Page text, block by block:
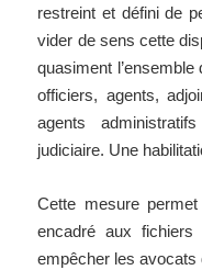
restreint et défini de
vider de sens cette
quasiment
officiers, agents,
agents
judiciaire. Une
Cette mesure
encadré aux
empêcher les avocats